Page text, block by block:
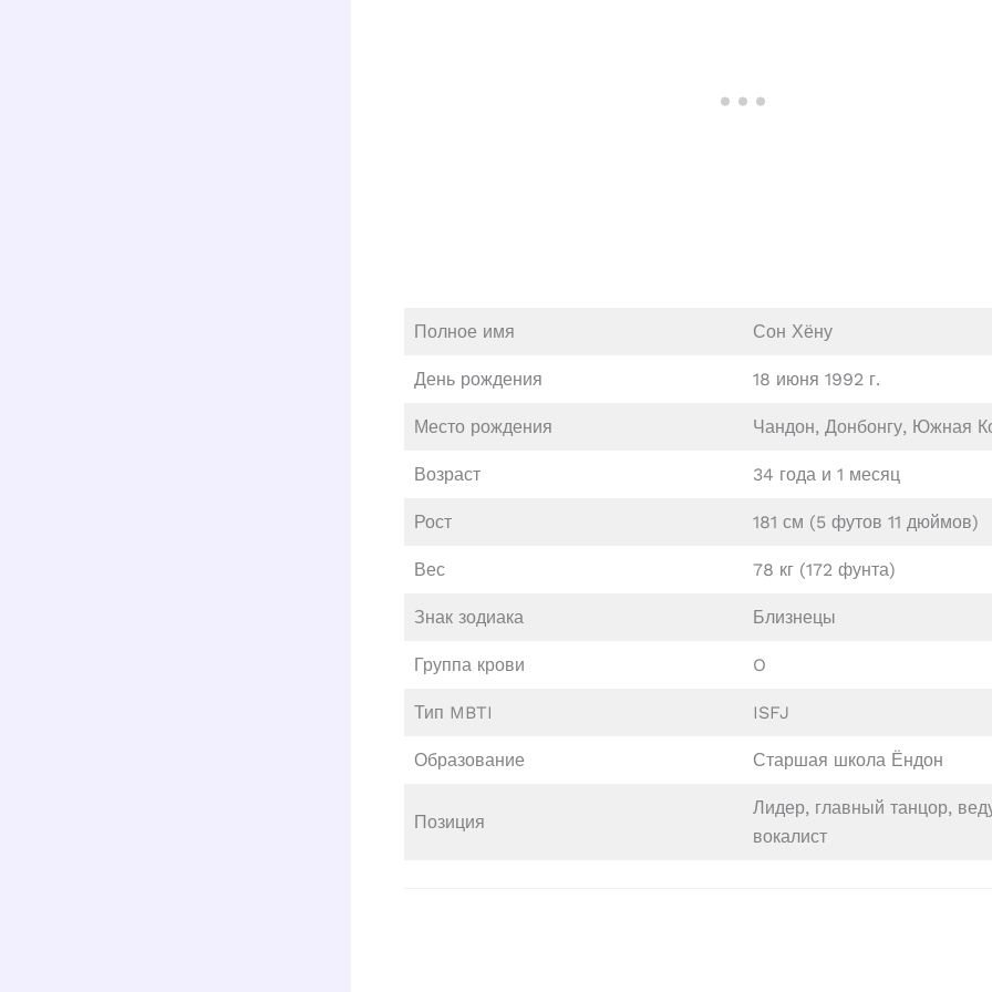
Полное имя Сон Хёну
День рождения 18 июня 1992 г.
Место рождения Чандон, Донбонгу, Южная
Возраст 34 года и 1 месяц
Рост 181 см (5 футов 11 дюймов)
Вес 78 кг (172 фунта)
Знак зодиака Близнецы
Группа крови O
Тип MBTI ISFJ
Образование Старшая школа Ёндон
Позиция
Лидер, главный танцор,
вокалист